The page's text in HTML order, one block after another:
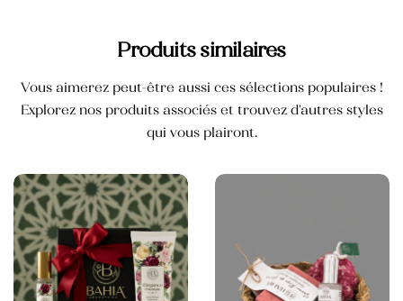
Produits similaires
Vous aimerez peut-être aussi ces sélections populaires !
Explorez nos produits associés et trouvez d'autres styles
qui vous plairont.
Crème mains et ongles
35,000TND
Crème pour les mains anti-tâche